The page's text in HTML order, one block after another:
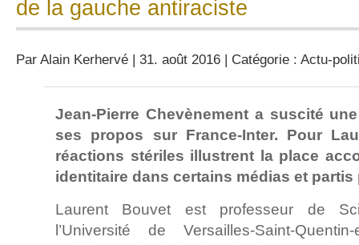
de la gauche antiraciste
Par Alain Kerhervé | 31. août 2016 | Catégorie : Actu-
Jean-Pierre Chevènement a suscité
ses propos sur France-Inter. Pour
réactions stériles illustrent la place
identitaire dans certains médias et
Laurent Bouvet est professeur de
l’Université de Versailles-Saint-